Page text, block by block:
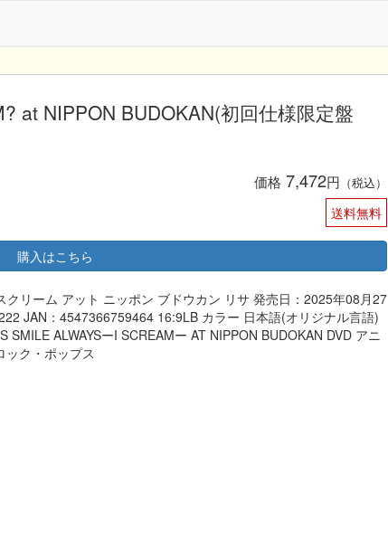
at NIPPON BUDOKAN(初回仕様限定盤
価格 7,472円 （税込）
送料無料
購入はこちら
リーム アット ニッポン ブドウカン リサ 発売日：2025年08月27
JAN：4547366759464 16:9LB カラー 日本語(オリジナル言語)
ALWAYSーI SCREAMー AT NIPPON BUDOKAN DVD アニ
ック・ポップス